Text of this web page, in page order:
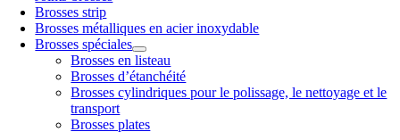
Brosses strip
Brosses métalliques en acier inoxydable
Brosses spéciales
Brosses en listeau
Brosses d’étanchéité
Brosses cylindriques pour le polissage, le nettoyage et le
transport
Brosses plates